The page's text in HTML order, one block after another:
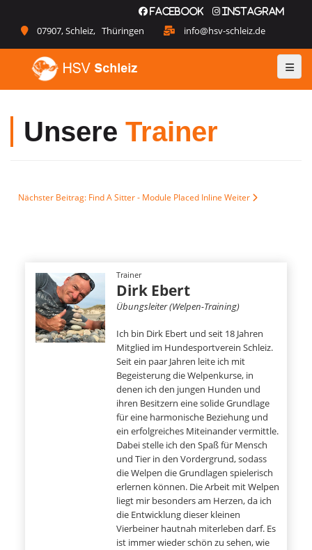
Facebook Instagram
07907, Schleiz, Thüringen info@hsv-schleiz.de
Unsere Trainer
Nächster Beitrag: Find A Sitter - Module Placed Inline Weiter
Trainer
Dirk Ebert
Übungsleiter (Welpen-Training)
Ich bin Dirk Ebert und seit 18 Jahren
Mitglied im Hundesportverein Schleiz.
Seit ein paar Jahren leite ich mit
Begeisterung die Welpenkurse, in
denen ich den jungen Hunden und
ihren Besitzern eine solide Grundlage
für eine harmonische Beziehung und
ein erfolgreiches Miteinander vermittle.
Dabei stelle ich den Spaß für Mensch
und Tier in den Vordergrund, sodass
die Welpen die Grundlagen spielerisch
erlernen können. Die Arbeit mit Welpen
liegt mir besonders am Herzen, da ich
die Entwicklung dieser kleinen
Vierbeiner hautnah miterleben darf. Es
ist immer wieder schön zu sehen, wie